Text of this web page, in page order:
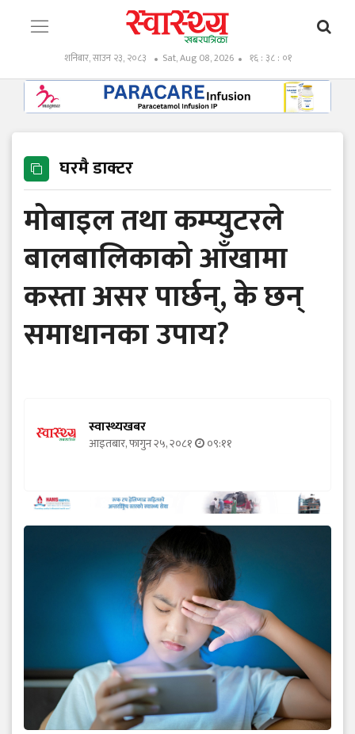
शनिबार, साउन २३, २०८३ Sat, Aug 08, 2026 १६ : ३८ : ०२
घरमै डाक्टर
मोबाइल तथा कम्प्युटरले
बालबालिकाको आँखामा
कस्ता असर पार्छन्, के छन्
समाधानका उपाय?
स्वास्थ्यखबर
आइतबार, फागुन २५, २०८१ ०९:११